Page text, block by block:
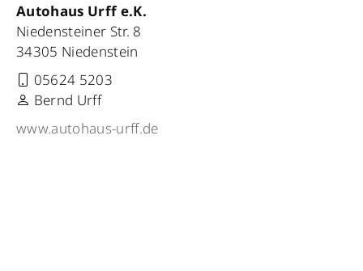
Autohaus Urff e.K.
Niedensteiner Str. 8
34305 Niedenstein
05624 5203
Bernd Urff
www.autohaus-urff.de